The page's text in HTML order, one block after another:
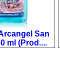
San
ml (Prod....